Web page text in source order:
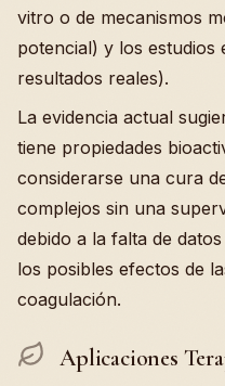
vitro o de mecanismos
potencial) y los estudios
resultados reales).
La evidencia actual
tiene propiedades
considerarse una cura
complejos sin una
debido a la falta de
los posibles efectos de
coagulación.
Aplicaciones